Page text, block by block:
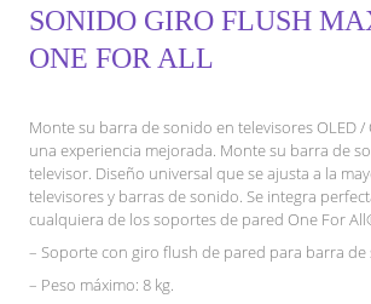
SONIDO GIRO FLUSH
ONE FOR ALL
Monte su barra de sonido en televisores OLED /
una experiencia mejorada. Monte su barra de
televisor. Diseño universal que se ajusta a la
televisores y barras de sonido. Se integra
cualquiera de los soportes de pared One For
– Soporte con giro flush de pared para barra de
– Peso máximo: 8 kg.